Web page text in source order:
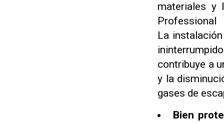
materiales y
La
contribuye a
y la
gases de
Bien